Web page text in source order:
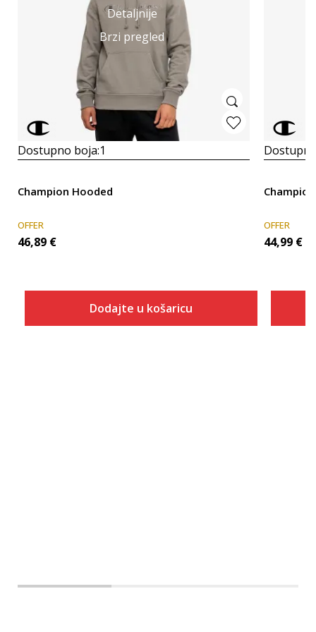
Detaljnije
Brzi pregled
Dostupno boja:1
Champion Hooded
OFFER
46,89 €
Dodajte u košaricu
OFFER
44,99 €